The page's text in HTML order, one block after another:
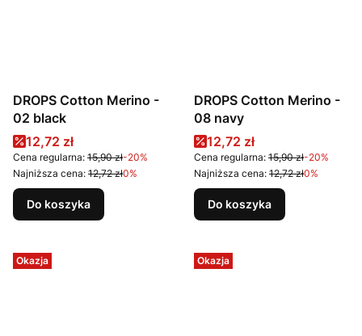
DROPS Cotton Merino -
02 black
Cena promocyjna
12,72 zł
Cena regularna: 15,90 zł-20%
Najniższa cena: 12,72 zł0%
Do koszyka
DROPS Cotton Merino -
08 navy
Cena promocyjna
12,72 zł
Cena regularna: 15,90 zł-20%
Najniższa cena: 12,72 zł0%
Do koszyka
Okazja Okazja